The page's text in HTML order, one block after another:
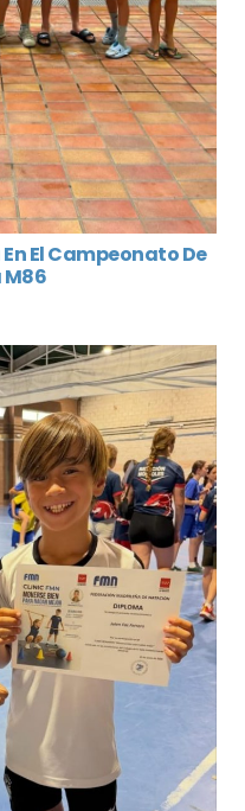
El Campeonato De
M86